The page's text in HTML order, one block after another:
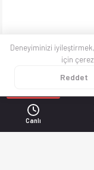
Canlı
Deneyiminizi
için
Reddet